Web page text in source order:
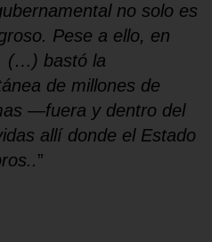
no solo es
Pese a ello, en
(…) bastó la
de millones de
—fuera y dentro del
allí donde el Estado
.”